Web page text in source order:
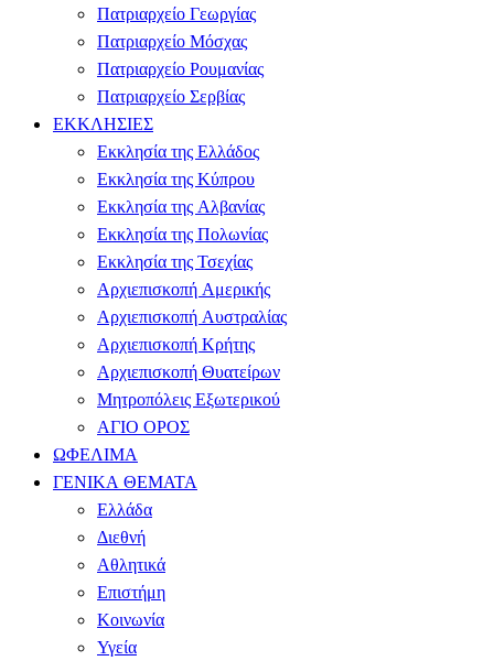
Πατριαρχείο Γεωργίας
Πατριαρχείο Μόσχας
Πατριαρχείο Ρουμανίας
Πατριαρχείο Σερβίας
ΕΚΚΛΗΣΙΕΣ
Εκκλησία της Ελλάδος
Εκκλησία της Κύπρου
Εκκλησία της Αλβανίας
Εκκλησία της Πολωνίας
Εκκλησία της Τσεχίας
Αρχιεπισκοπή Αμερικής
Αρχιεπισκοπή Αυστραλίας
Αρχιεπισκοπή Κρήτης
Αρχιεπισκοπή Θυατείρων
Μητροπόλεις Εξωτερικού
ΑΓΙΟ ΟΡΟΣ
ΩΦΕΛΙΜΑ
ΓΕΝΙΚΑ ΘΕΜΑΤΑ
Ελλάδα
Διεθνή
Αθλητικά
Επιστήμη
Κοινωνία
Υγεία